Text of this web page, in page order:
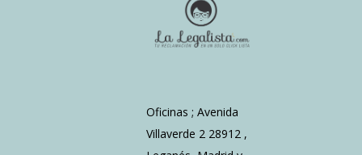
Oficinas ; Avenida
Villaverde 2 28912 ,